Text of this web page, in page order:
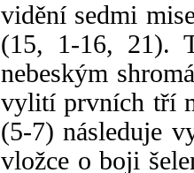
vidění sedmi
(15, 1-16, 21).
nebeským
vylití prvních tří
(5-7) následuje
vložce o boji